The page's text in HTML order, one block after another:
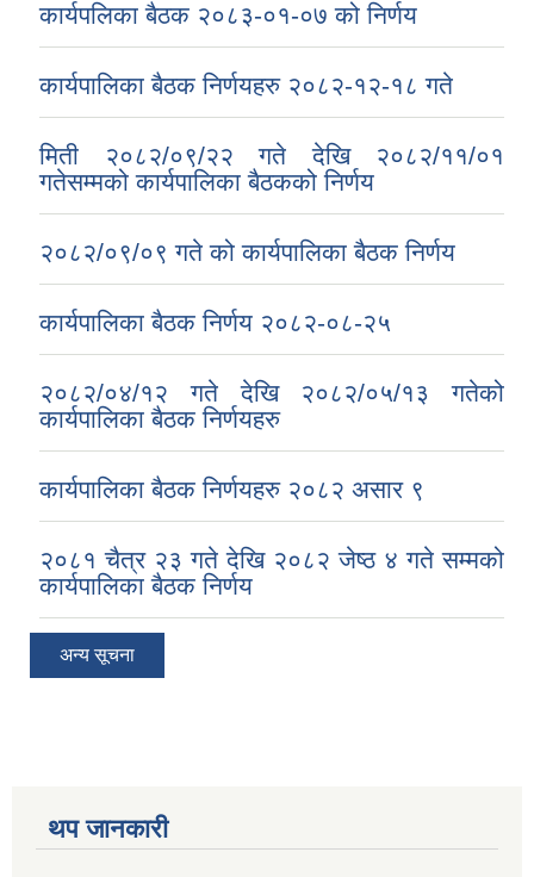
कार्यपलिका बैठक २०८३-०१-०७ को निर्णय
कार्यपालिका बैठक निर्णयहरु २०८२-१२-१८ गते
मिती २०८२/०९/२२ गते देखि २०८२/११/०१
गतेसम्मको कार्यपालिका बैठकको निर्णय
२०८२/०९/०९ गते को कार्यपालिका बैठक निर्णय
कार्यपालिका बैठक निर्णय २०८२-०८-२५
२०८२/०४/१२ गते देखि २०८२/०५/१३ गतेको
कार्यपालिका बैठक निर्णयहरु
कार्यपालिका बैठक निर्णयहरु २०८२ असार ९
२०८१ चैत्र २३ गते देखि २०८२ जेष्ठ ४ गते सम्मको
कार्यपालिका बैठक निर्णय
अन्य सूचना
थप जानकारी